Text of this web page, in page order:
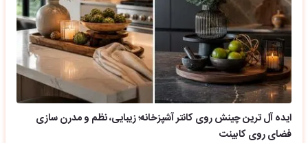
ایده آل ترین چینش روی کانتر آشپزخانه؛ زیبایی، نظم و مدرن سازی
فضای روی کابینت